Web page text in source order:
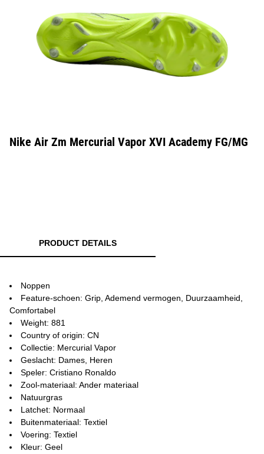
Nike Air Zm Mercurial Vapor XVI Academy FG/MG
PRODUCT DETAILS
Noppen
Feature-schoen: Grip, Ademend vermogen, Duurzaamheid,
Comfortabel
Weight: 881
Country of origin: CN
Collectie: Mercurial Vapor
Geslacht: Dames, Heren
Speler: Cristiano Ronaldo
Zool-materiaal: Ander materiaal
Natuurgras
Latchet: Normaal
Buitenmateriaal: Textiel
Voering: Textiel
Kleur: Geel